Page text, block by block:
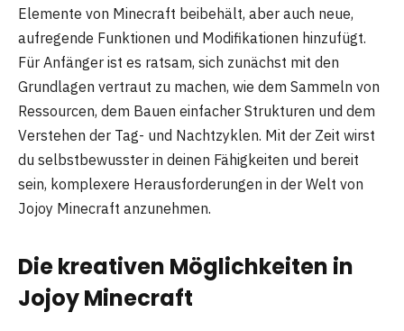
Elemente von Minecraft beibehält, aber auch neue,
aufregende Funktionen und Modifikationen hinzufügt.
Für Anfänger ist es ratsam, sich zunächst mit den
Grundlagen vertraut zu machen, wie dem Sammeln von
Ressourcen, dem Bauen einfacher Strukturen und dem
Verstehen der Tag- und Nachtzyklen. Mit der Zeit wirst
du selbstbewusster in deinen Fähigkeiten und bereit
sein, komplexere Herausforderungen in der Welt von
Jojoy Minecraft anzunehmen.
Die kreativen Möglichkeiten in
Jojoy Minecraft